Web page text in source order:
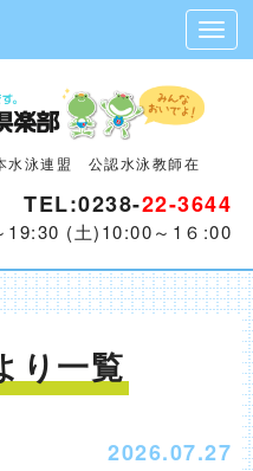
水泳連盟 公認水泳教師在
TEL:0238-22-3644
19:30 (土)10:00～1６:00
り 一覧
2026.07.27